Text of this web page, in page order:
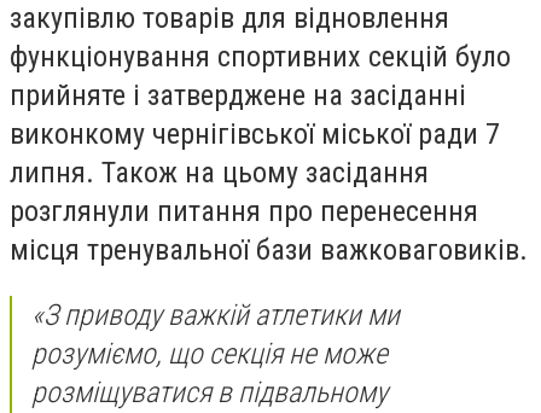
закупівлю товарів для відновлення
функціонування спортивних секцій було
прийняте і затверджене на засіданні
виконкому чернігівської міської ради 7
липня. Також на цьому засідання
розглянули питання про перенесення
місця тренувальної бази важковаговиків.
«З приводу важкій атлетики ми
розуміємо, що секція не може
розміщуватися в підвальному